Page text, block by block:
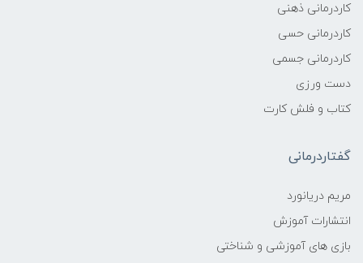
کاردرمانی ذهنی
کاردرمانی حسی
کاردرمانی جسمی
دست ورزی
کتاب و فلش کارت
گفتاردرمانی
مریم دریانورد
انتشارات آموزش
بازی های آموزشی و شناختی